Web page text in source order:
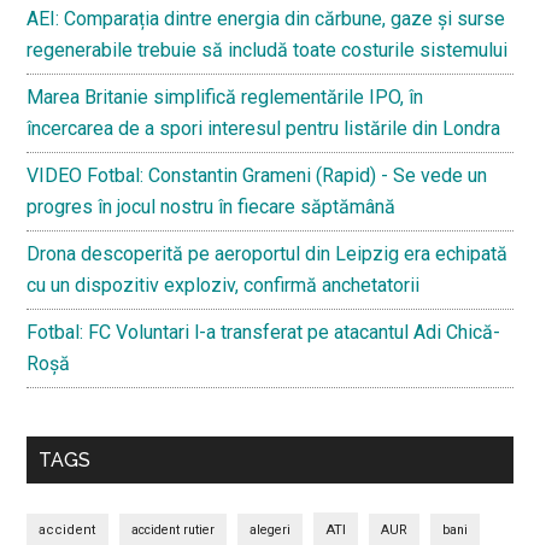
AEI: Comparația dintre energia din cărbune, gaze și surse
regenerabile trebuie să includă toate costurile sistemului
Marea Britanie simplifică reglementările IPO, în
încercarea de a spori interesul pentru listările din Londra
VIDEO Fotbal: Constantin Grameni (Rapid) - Se vede un
progres în jocul nostru în fiecare săptămână
Drona descoperită pe aeroportul din Leipzig era echipată
cu un dispozitiv exploziv, confirmă anchetatorii
Fotbal: FC Voluntari l-a transferat pe atacantul Adi Chică-
Roșă
TAGS
accident accident rutier alegeri ATI AUR bani